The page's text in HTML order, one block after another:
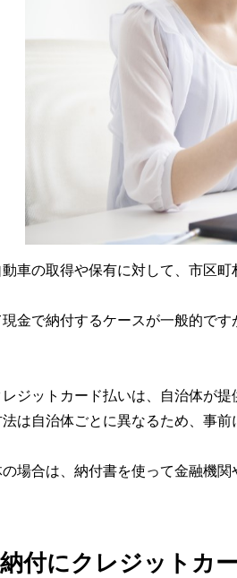
車の取得や保有に対して、市区町
金で納付するケースが一般的で
ジットカード払いは、自治体が提
は自治体ごとに異なるため、事前
場合は、納付書を使って金融機関
付にクレジットカ